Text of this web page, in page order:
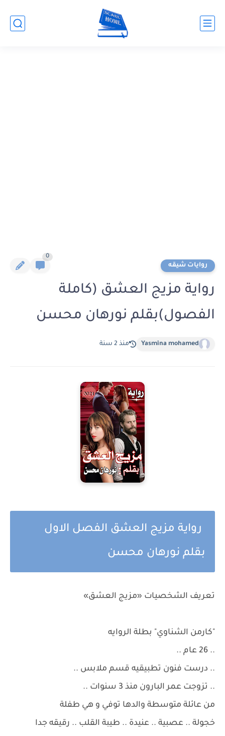
روايات شيقه
0
رواية مزيج العشق (كاملة
الفصول)بقلم نورهان محسن
Yasmina mohamed منذ 2 سنة
رواية مزيج العشق الفصل الاول
بقلم نورهان محسن
تعريف الشخصيات «مزيج العشق»
"كارمن الشناوي" بطلة الروايه
.. 26 عام ..
.. درست فنون تطبيقيه قسم ملابس ..
.. تزوجت عمر البارون منذ 3 سنوات ..
من عائلة متوسطة والدها توفي و هي طفلة
خجولة .. عصبية .. عنيدة .. طيبة القلب .. رقيقه جدا